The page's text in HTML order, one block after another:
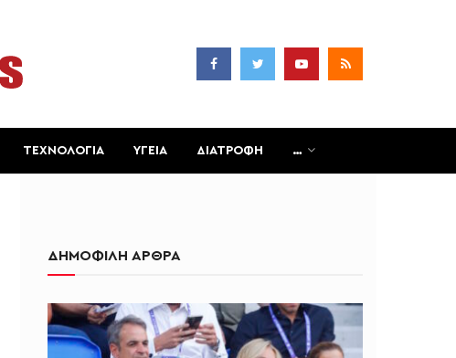
ΤΕΧΝΟΛΟΓΙΑ ΥΓΕΙΑ ΔΙΑΤΡΟΦΗ …
ΔΗΜΟΦΙΛΗ ΑΡΘΡΑ